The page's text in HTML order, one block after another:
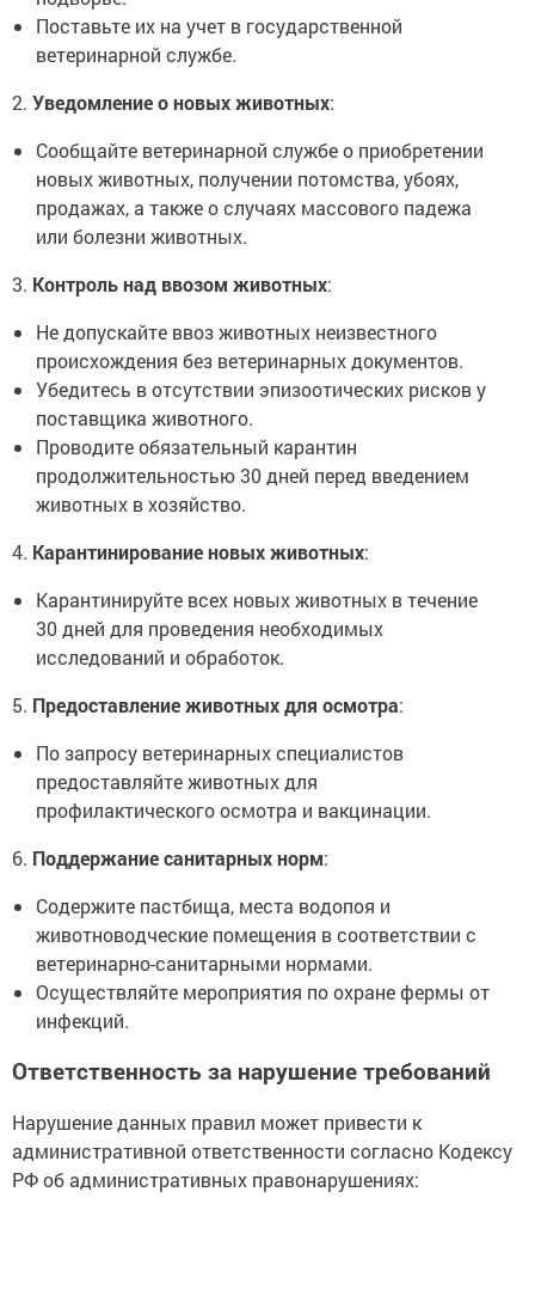
Поставьте их на учет в государственной
ветеринарной службе.
2. Уведомление о новых животных:
Сообщайте ветеринарной службе о приобретении
новых животных, получении потомства, убоях,
продажах, а также о случаях массового падежа
или болезни животных.
3. Контроль над ввозом животных:
Не допускайте ввоз животных неизвестного
происхождения без ветеринарных документов.
Убедитесь в отсутствии эпизоотических рисков у
поставщика животного.
Проводите обязательный карантин
продолжительностью 30 дней перед введением
животных в хозяйство.
4. Карантинирование новых животных:
Карантинируйте всех новых животных в течение
30 дней для проведения необходимых
исследований и обработок.
5. Предоставление животных для осмотра:
По запросу ветеринарных специалистов
предоставляйте животных для
профилактического осмотра и вакцинации.
6. Поддержание санитарных норм:
Содержите пастбища, места водопоя и
животноводческие помещения в соответствии с
ветеринарно-санитарными нормами.
Осуществляйте мероприятия по охране фермы от
инфекций.
Ответственность за нарушение требований
Нарушение данных правил может привести к
административной ответственности согласно Кодексу
РФ об административных правонарушениях: